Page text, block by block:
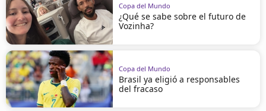
Copa del Mundo
¿Qué se sabe sobre el futuro de
Vozinha?
Copa del Mundo
Brasil ya eligió a responsables
del fracaso